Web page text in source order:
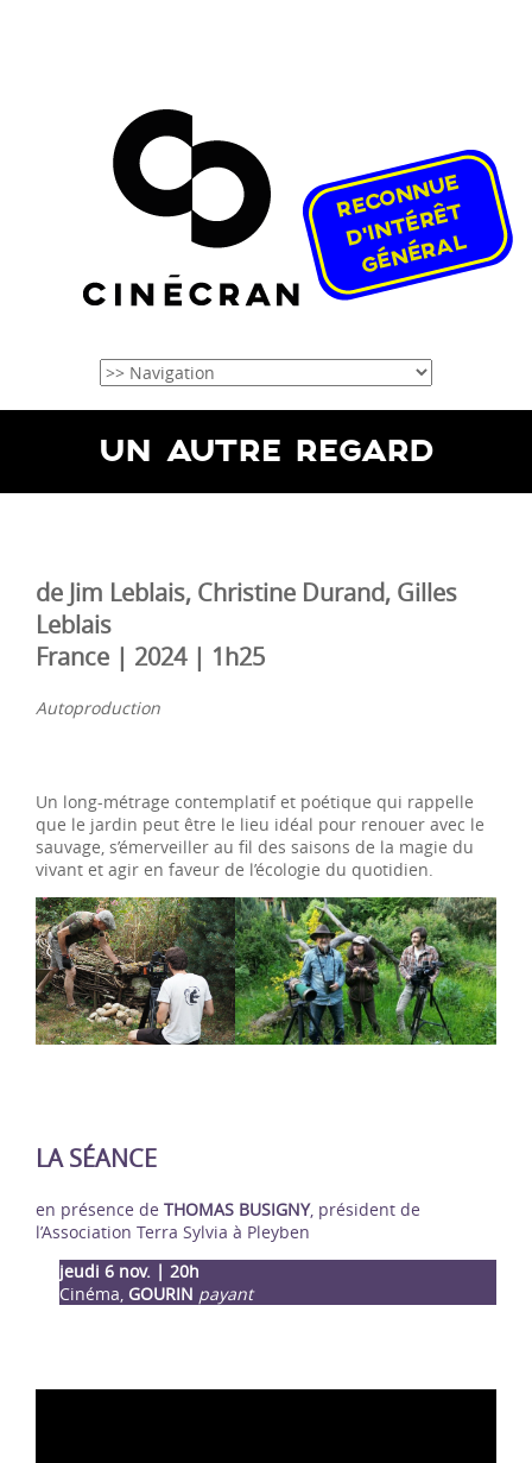
UN AUTRE REGARD
de Jim Leblais, Christine Durand, Gilles
Leblais
France | 2024 | 1h25
Autoproduction
Un long-métrage contemplatif et poétique qui rappelle
que le jardin peut être le lieu idéal pour renouer avec le
sauvage, s’émerveiller au fil des saisons de la magie du
vivant et agir en faveur de l’écologie du quotidien.
LA SÉANCE
en présence de THOMAS BUSIGNY, président de
l’Association Terra Sylvia à Pleyben
jeudi 6 nov. | 20h
Cinéma, GOURIN payant